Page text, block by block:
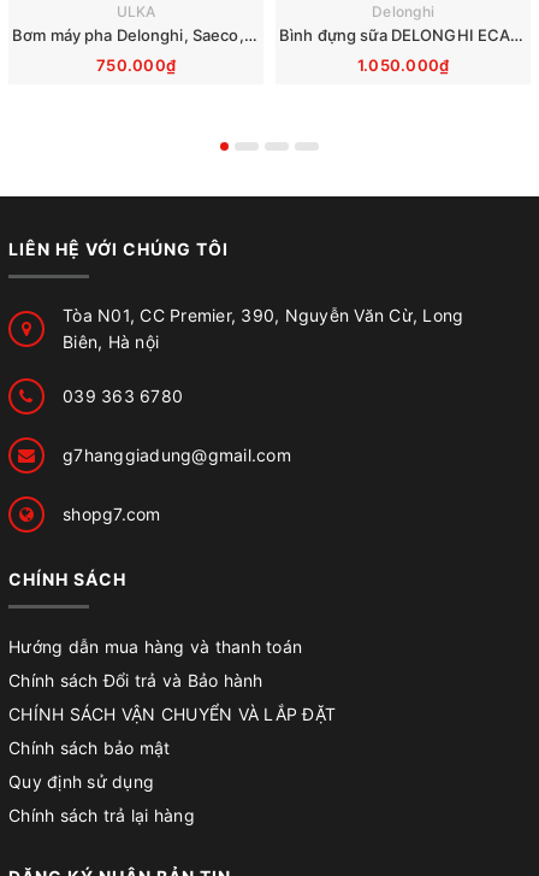
ULKA
Bơm máy pha Delonghi, Saeco, Philips, Krups, Miele - Ulka EP5GW 48W 230V
750.000₫
Delonghi
Bình đựng sữa DELONGHI ECAM290 EVO 7313268961
1.050.000₫
LIÊN HỆ VỚI CHÚNG TÔI
Tòa N01, CC Premier, 390, Nguyễn Văn Cừ, Long
Biên, Hà nội
039 363 6780
g7hanggiadung@gmail.com
shopg7.com
CHÍNH SÁCH
Hướng dẫn mua hàng và thanh toán
Chính sách Đổi trả và Bảo hành
CHÍNH SÁCH VẬN CHUYỂN VÀ LẮP ĐẶT
Chính sách bảo mật
Quy định sử dụng
Chính sách trả lại hàng